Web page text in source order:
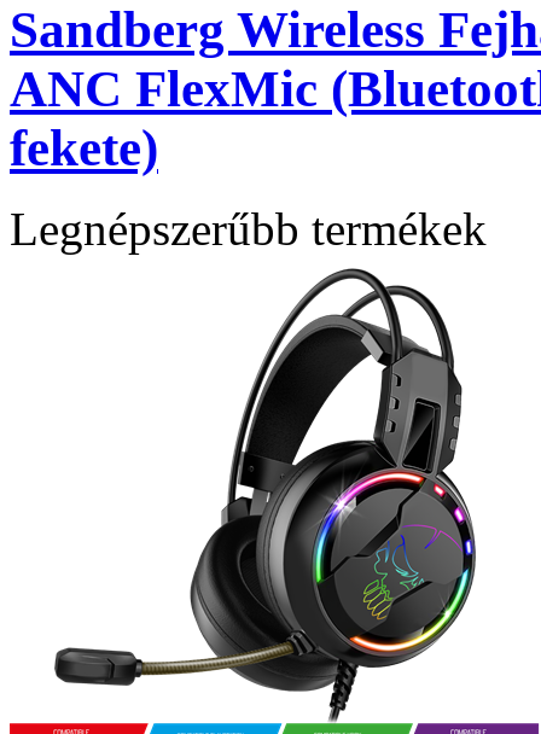
Sandberg Wireless
ANC FlexMic
fekete)
Legnépszerűbb termékek